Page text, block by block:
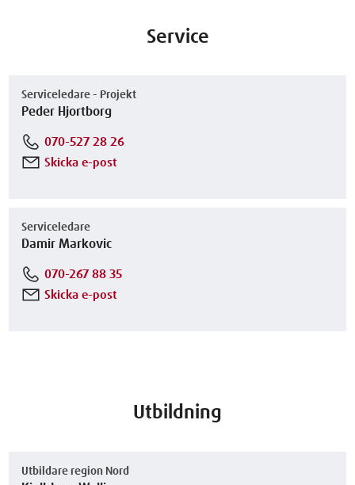
Service
Serviceledare - Projekt
Peder Hjortborg
070-527 28 26
Skicka e-post
Serviceledare
Damir Markovic
070-267 88 35
Skicka e-post
Utbildning
Utbildare region Nord